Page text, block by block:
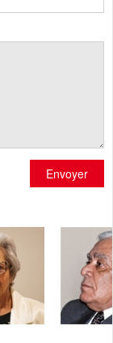
Envoyer